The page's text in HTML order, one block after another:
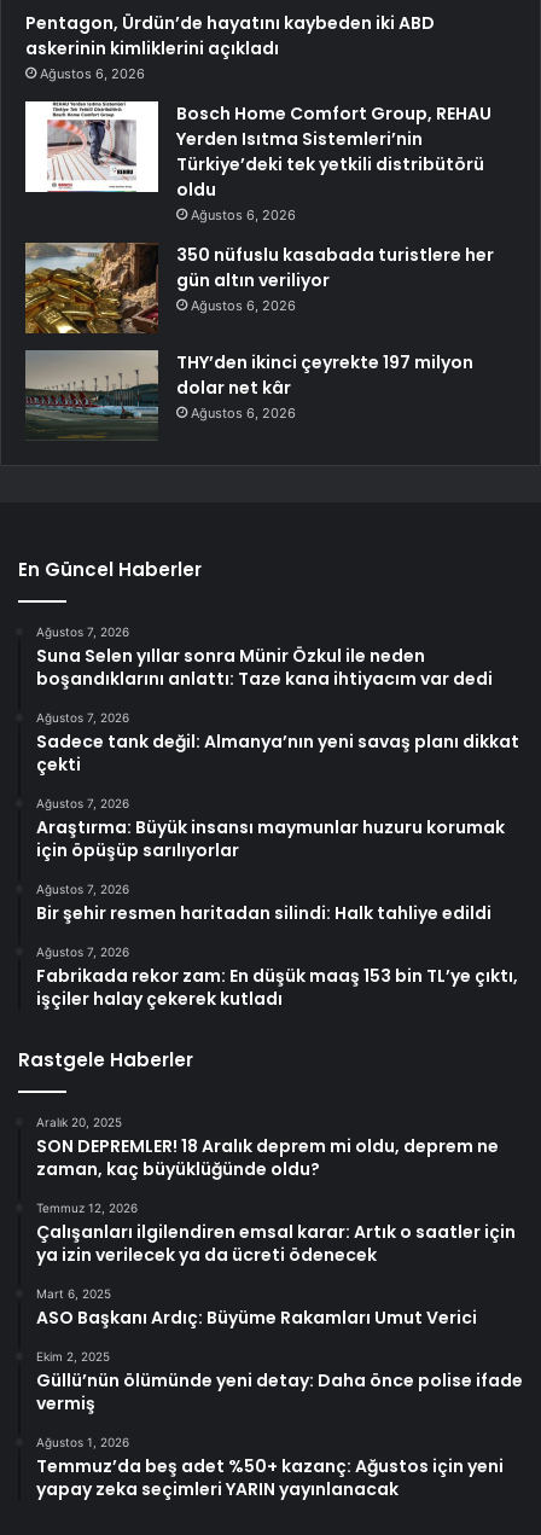
Pentagon, Ürdün’de hayatını kaybeden iki ABD
askerinin kimliklerini açıkladı
Ağustos 6, 2026
Bosch Home Comfort Group, REHAU
Yerden Isıtma Sistemleri’nin
Türkiye’deki tek yetkili distribütörü
oldu
Ağustos 6, 2026
350 nüfuslu kasabada turistlere her
gün altın veriliyor
Ağustos 6, 2026
THY’den ikinci çeyrekte 197 milyon
dolar net kâr
Ağustos 6, 2026
En Güncel Haberler
Ağustos 7, 2026
Suna Selen yıllar sonra Münir Özkul ile neden
boşandıklarını anlattı: Taze kana ihtiyacım var dedi
Ağustos 7, 2026
Sadece tank değil: Almanya’nın yeni savaş planı dikkat
çekti
Ağustos 7, 2026
Araştırma: Büyük insansı maymunlar huzuru korumak
için öpüşüp sarılıyorlar
Ağustos 7, 2026
Bir şehir resmen haritadan silindi: Halk tahliye edildi
Ağustos 7, 2026
Fabrikada rekor zam: En düşük maaş 153 bin TL’ye çıktı,
işçiler halay çekerek kutladı
Rastgele Haberler
Aralık 20, 2025
SON DEPREMLER! 18 Aralık deprem mi oldu, deprem ne
zaman, kaç büyüklüğünde oldu?
Temmuz 12, 2026
Çalışanları ilgilendiren emsal karar: Artık o saatler için
ya izin verilecek ya da ücreti ödenecek
Mart 6, 2025
ASO Başkanı Ardıç: Büyüme Rakamları Umut Verici
Ekim 2, 2025
Güllü’nün ölümünde yeni detay: Daha önce polise ifade
vermiş
Ağustos 1, 2026
Temmuz’da beş adet %50+ kazanç: Ağustos için yeni
yapay zeka seçimleri YARIN yayınlanacak